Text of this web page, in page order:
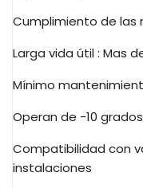
Cumplimiento de las
Larga vida útil : Mas
Mínimo
Operan de -10
Compatibilidad con
instalaciones